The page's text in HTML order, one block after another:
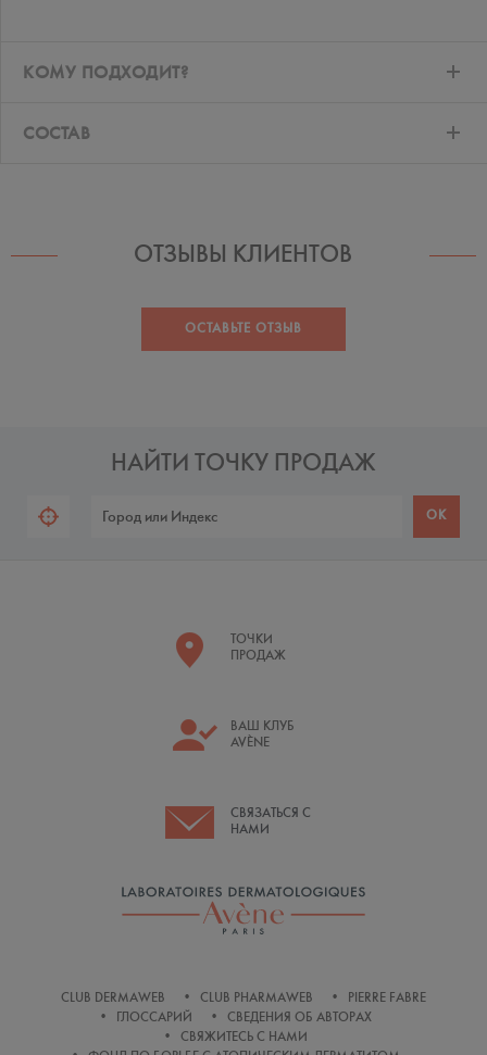
КОМУ ПОДХОДИТ?
СОСТАВ
ОТЗЫВЫ КЛИЕНТОВ
ОСТАВЬТЕ ОТЗЫВ
НАЙТИ ТОЧКУ ПРОДАЖ
ТОЧКИ
ПРОДАЖ
ВАШ КЛУБ
AVÈNE
СВЯЗАТЬСЯ С
НАМИ
CLUB DERMAWEB CLUB PHARMAWEB
PIERRE FABRE
ГЛОССАРИЙ
СВЕДЕНИЯ ОБ АВТОРАХ
СВЯЖИТЕСЬ С НАМИ